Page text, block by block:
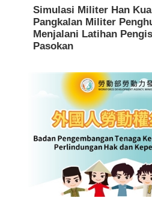
Simulasi Militer Han
Pangkalan Militer
Menjalani Latihan
Pasokan